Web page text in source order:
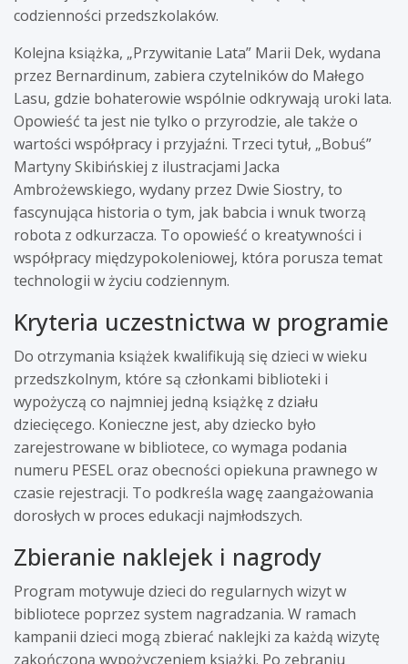
codzienności przedszkolaków.
Kolejna książka, „Przywitanie Lata” Marii Dek, wydana
przez Bernardinum, zabiera czytelników do Małego
Lasu, gdzie bohaterowie wspólnie odkrywają uroki lata.
Opowieść ta jest nie tylko o przyrodzie, ale także o
wartości współpracy i przyjaźni. Trzeci tytuł, „Bobuś”
Martyny Skibińskiej z ilustracjami Jacka
Ambrożewskiego, wydany przez Dwie Siostry, to
fascynująca historia o tym, jak babcia i wnuk tworzą
robota z odkurzacza. To opowieść o kreatywności i
współpracy międzypokoleniowej, która porusza temat
technologii w życiu codziennym.
Kryteria uczestnictwa w programie
Do otrzymania książek kwalifikują się dzieci w wieku
przedszkolnym, które są członkami biblioteki i
wypożyczą co najmniej jedną książkę z działu
dziecięcego. Konieczne jest, aby dziecko było
zarejestrowane w bibliotece, co wymaga podania
numeru PESEL oraz obecności opiekuna prawnego w
czasie rejestracji. To podkreśla wagę zaangażowania
dorosłych w proces edukacji najmłodszych.
Zbieranie naklejek i nagrody
Program motywuje dzieci do regularnych wizyt w
bibliotece poprzez system nagradzania. W ramach
kampanii dzieci mogą zbierać naklejki za każdą wizytę
zakończoną wypożyczeniem książki. Po zebraniu